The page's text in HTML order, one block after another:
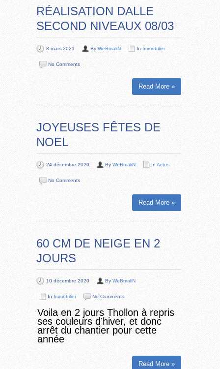
RÉALISATION DALLE
SECOND NIVEAUX 08/03
8 mars 2021 By WeBmaliN In Immobilier
No Comments
Read More »
JOYEUSES FÊTES DE
NOEL
24 décembre 2020 By WeBmaliN In Actus
No Comments
Read More »
60 CM DE NEIGE EN 2
JOURS
10 décembre 2020 By WeBmaliN
In Immobilier No Comments
Voila en 2 jours Thollon à repris
ses couleurs d’hiver, et donc
arrêt du chantier pour cette
année
Read More »